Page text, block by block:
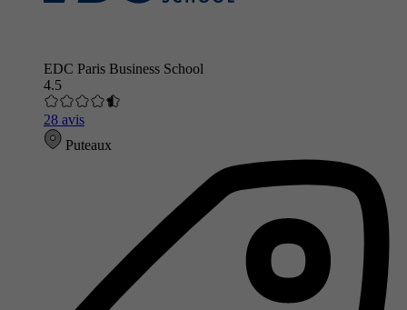
EDC Paris Business School
4.5
28 avis
Puteaux